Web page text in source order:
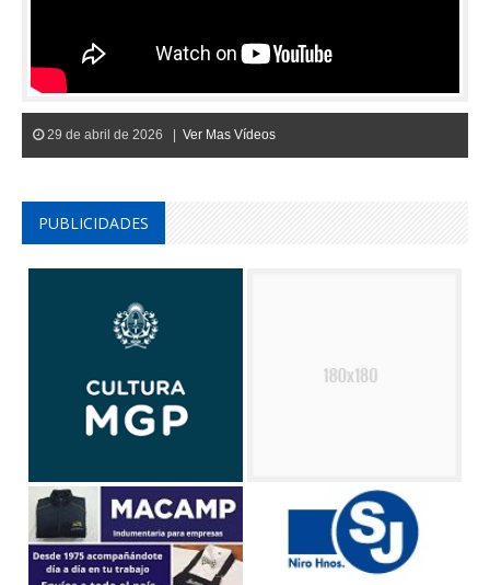
29 de abril de 2026 | Ver Mas Vídeos
PUBLICIDADES